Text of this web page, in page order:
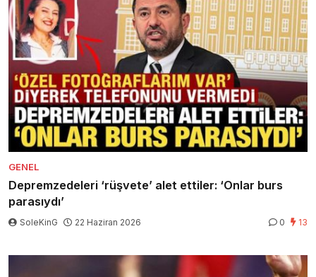
GENEL
Depremzedeleri ‘rüşvete’ alet ettiler: ‘Onlar burs
parasıydı’
SoleKinG 22 Haziran 2026 0 13